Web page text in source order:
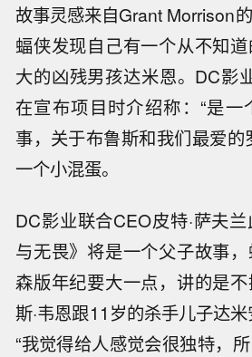
故事灵感来自Grant Morrison
蝠侠发现自己有一个从不知
大的凶残男孩达米恩。DC影
在宣布项目时介绍称：“是
事，关于布鲁斯和我们最爱的
一个小混蛋。
DC影业联合CEO皮特·萨夫
与无畏》将是一个父子故事
森版年纪要大一点，讲的是
斯·韦恩跟11岁的杀手儿子达米
“我觉得给人感觉会很独特，